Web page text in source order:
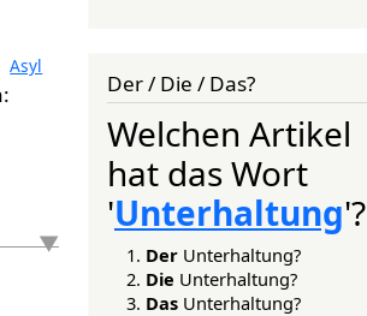
Asyl
Der / Die / Das?
Welchen Artikel
hat das Wort
'Unterhaltung'?
Der Unterhaltung?
Die Unterhaltung?
Das Unterhaltung?